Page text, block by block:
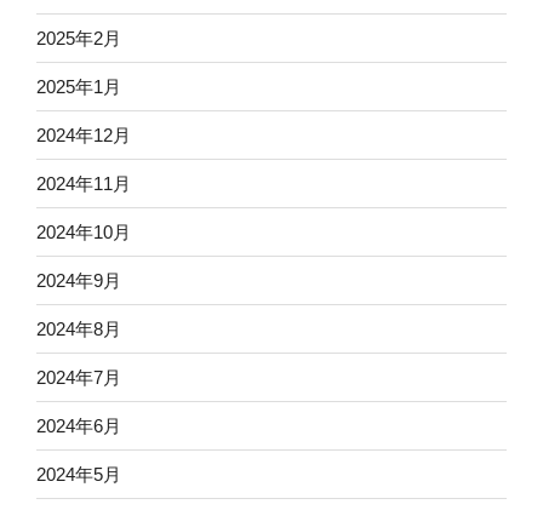
2025年2月
2025年1月
2024年12月
2024年11月
2024年10月
2024年9月
2024年8月
2024年7月
2024年6月
2024年5月